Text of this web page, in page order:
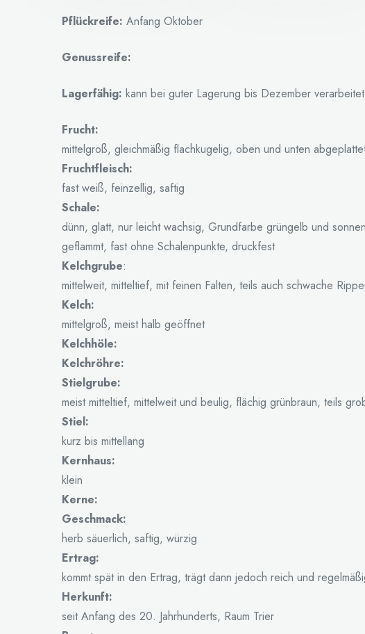
Pflückreife: Anfang Oktober
Genussreife:
Lagerfähig: kann bei guter Lagerung bis Dezember
Frucht:
mittelgroß, gleichmäßig flachkugelig, oben und unten
Fruchtfleisch:
fast weiß, feinzellig, saftig
Schale:
dünn, glatt, nur leicht wachsig, Grundfarbe grüngelb und
geflammt, fast ohne Schalenpunkte, druckfest
Kelchgrube:
mittelweit, mitteltief, mit feinen Falten, teils auch schwache
Kelch:
mittelgroß, meist halb geöffnet
Kelchhöle:
Kelchröhre:
Stielgrube:
meist mitteltief, mittelweit und beulig, flächig grünbraun, teils
Stiel:
kurz bis mittellang
Kernhaus:
klein
Kerne:
Geschmack:
herb säuerlich, saftig, würzig
Ertrag:
kommt spät in den Ertrag, trägt dann jedoch reich und
Herkunft:
seit Anfang des 20. Jahrhunderts, Raum Trier